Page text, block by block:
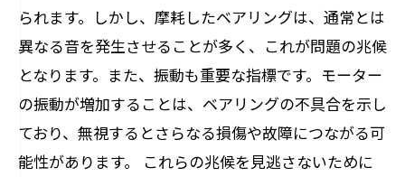
られます。しかし、摩耗したベアリングは、通常とは
異なる音を発生させることが多く、これが問題の兆候
となります。また、振動も重要な指標です。モーター
の振動が増加することは、ベアリングの不具合を示し
ており、無視するとさらなる損傷や故障につながる可
能性があります。 これらの兆候を見逃さないために